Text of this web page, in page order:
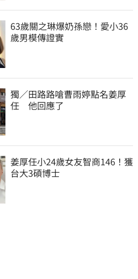
63歲關之琳爆奶孫戀！愛小36
歲男模傳證實
獨／田路路嗆曹雨婷點名姜厚
任　他回應了
姜厚任小24歲女友智商146！獲
台大3碩博士